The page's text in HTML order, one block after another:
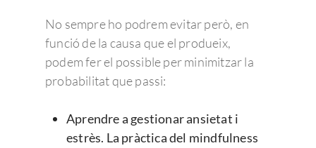
No sempre ho podrem evitar però, en
funció de la causa que el produeix,
podem fer el possible per minimitzar la
probabilitat que passi:
Aprendre a gestionar ansietat i
estrès. La pràctica del mindfulness